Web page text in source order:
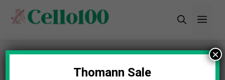
Inhalt
Startseite»Blog»Cello Kolophonium Test: Die 5
besten (Bestenliste)Thomann Sale
×